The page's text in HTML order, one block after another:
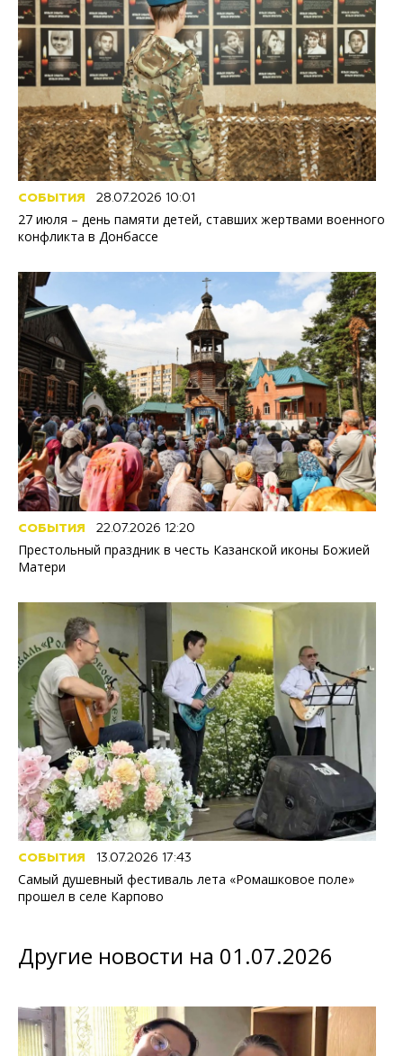
СОБЫТИЯ 28.07.2026 10:01
27 июля – день памяти детей, ставших жертвами военного
конфликта в Донбассе
СОБЫТИЯ 22.07.2026 12:20
Престольный праздник в честь Казанской иконы Божией
Матери
СОБЫТИЯ 13.07.2026 17:43
Самый душевный фестиваль лета «Ромашковое поле»
прошел в селе Карпово
Другие новости на 01.07.2026